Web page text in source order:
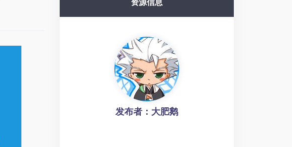
资源信息
发布者：大肥鹅